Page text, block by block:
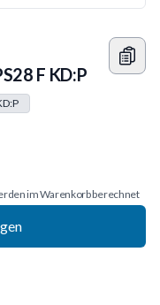
F KD:P
im Warenkorb berechnet